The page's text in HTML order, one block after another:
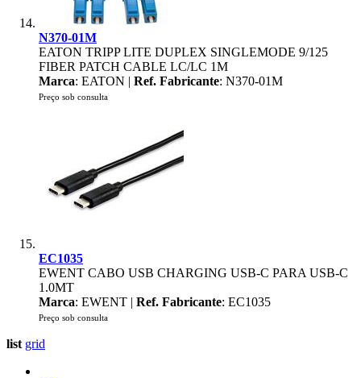
N370-01M
EATON TRIPP LITE DUPLEX SINGLEMODE 9/125
FIBER PATCH CABLE LC/LC 1M
Marca: EATON | Ref. Fabricante: N370-01M
Preço sob consulta
EC1035
EWENT CABO USB CHARGING USB-C PARA USB-C
1.0MT
Marca: EWENT | Ref. Fabricante: EC1035
Preço sob consulta
list grid